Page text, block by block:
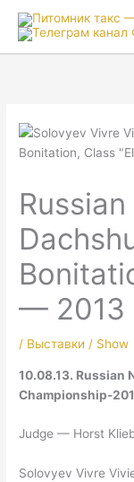
— 2013
/ Выставки / Show
10.08.13. Russian
Championship-
Judge — Horst
Solovyev Vivre